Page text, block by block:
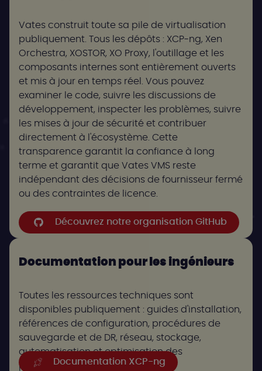
Vates construit toute sa pile de virtualisation
publiquement. Tous les dépôts : XCP-ng, Xen
Orchestra, XOSTOR, XO Proxy, l'outillage et les
composants internes sont entièrement ouverts
et mis à jour en temps réel. Vous pouvez
examiner le code, suivre les discussions de
développement, inspecter les problèmes, suivre
les mises à jour de sécurité et contribuer
directement à l'écosystème. Cette
transparence garantit la confiance à long
terme et garantit que Vates VMS reste
indépendant des décisions de fournisseur fermé
ou des contraintes de licence.
Découvrez notre organisation GitHub
Documentation pour les ingénieurs
Toutes les ressources techniques sont
disponibles publiquement : guides d'installation,
références de configuration, procédures de
sauvegarde et de DR, réseau, stockage,
automatisation et optimisation des
performances.Documentation XCP-ng